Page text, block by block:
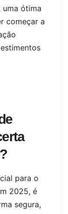
ótima
começar a
para o
2025, é
segura,